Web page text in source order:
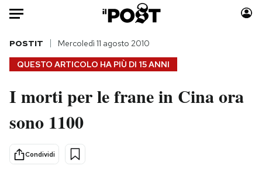
Auto
HOME
Italia
Politica
Tecnologia
Internet
Moda
QUESTO ARTICOLO HA PIÙ DI 15 ANNI
POSTIT Mercoledì 11 agosto 2010
I morti per le frane in Cina ora
sono 1100
Condividi